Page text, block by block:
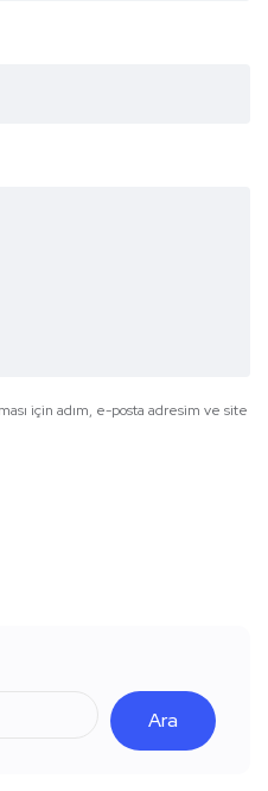
için adım, e-posta adresim ve site
Ara